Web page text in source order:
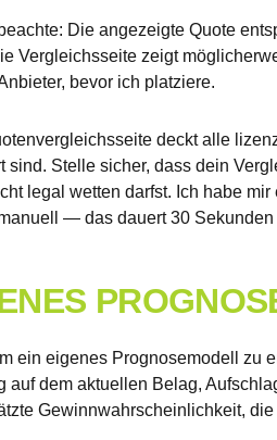
Die angezeigte Quote
Vergleichsseite zeigt
bevor ich platziere.
deckt alle
sind. Stelle sicher, dass dein
legal wetten darfst. Ich habe
— das dauert 30
ein eigenes Prognosemodell
dem aktuellen Belag,
Gewinnwahrscheinlichkeit,